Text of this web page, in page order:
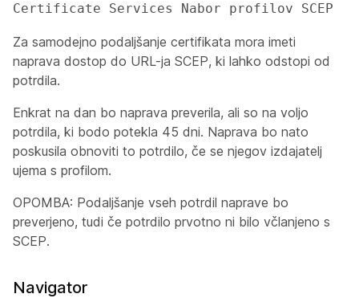
Certificate Services Nabor profilov SCEP
Za samodejno podaljšanje certifikata mora imeti
naprava dostop do URL-ja SCEP, ki lahko odstopi od
potrdila.
Enkrat na dan bo naprava preverila, ali so na voljo
potrdila, ki bodo potekla 45 dni. Naprava bo nato
poskusila obnoviti to potrdilo, če se njegov izdajatelj
ujema s profilom.
OPOMBA: Podaljšanje vseh potrdil naprave bo
preverjeno, tudi če potrdilo prvotno ni bilo včlanjeno s
SCEP.
Navigator